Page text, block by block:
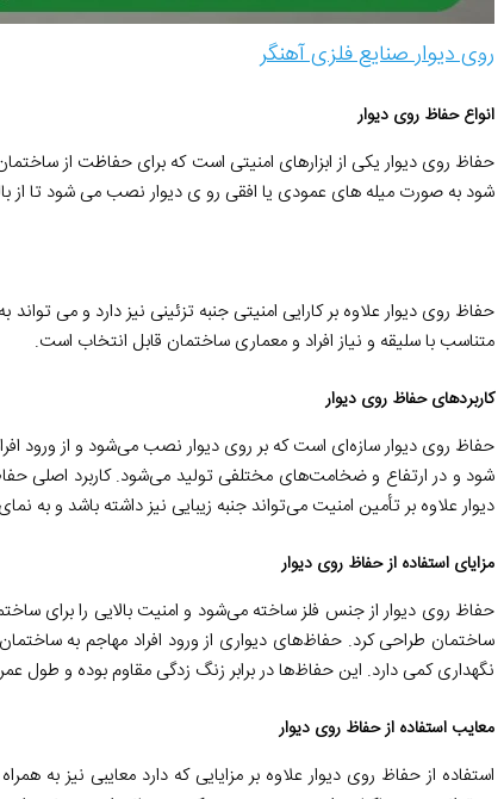
روی دیوار صنایع فلزی آهنگر
انواع حفاظ روی دیوار
حفاظ روی دیوار یکی از ابزارهای امنیتی است که برای حفاظت از ساختمان
شود به صورت میله های عمودی یا افقی رو ی دیوار نصب می شود تا از
حفاظ روی دیوار علاوه بر کارایی امنیتی جنبه تزئینی نیز دارد و می
متناسب با سلیقه و نیاز افراد و معماری ساختمان قابل انتخاب است.
کاربردهای حفاظ روی دیوار
حفاظ روی دیوار سازهای است که بر روی دیوار نصب میشود و از ورود
شود و در ارتفاع و ضخامتهای مختلفی تولید میشود.کاربرد اصلی
دیوار علاوه بر تأمین امنیت میتواند جنبه زیبایی نیز داشته باشد و
مزایای استفاده از حفاظ روی دیوار
حفاظ روی دیوار از جنس فلز ساخته میشود و امنیت بالایی را برای
ساختمان طراحی کرد.حفاظهای دیواری از ورود افراد مهاجم به
نگهداری کمی دارد. این حفاظها در برابر زنگ زدگی مقاوم بوده و طول عمر
معایب استفاده از حفاظ روی دیوار
استفاده از حفاظ روی دیوار علاوه بر مزایایی که دارد معایبی نیز به همراه